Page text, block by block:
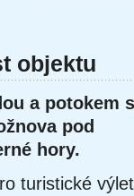
objektu
a potokem
pod
hory.
turistické